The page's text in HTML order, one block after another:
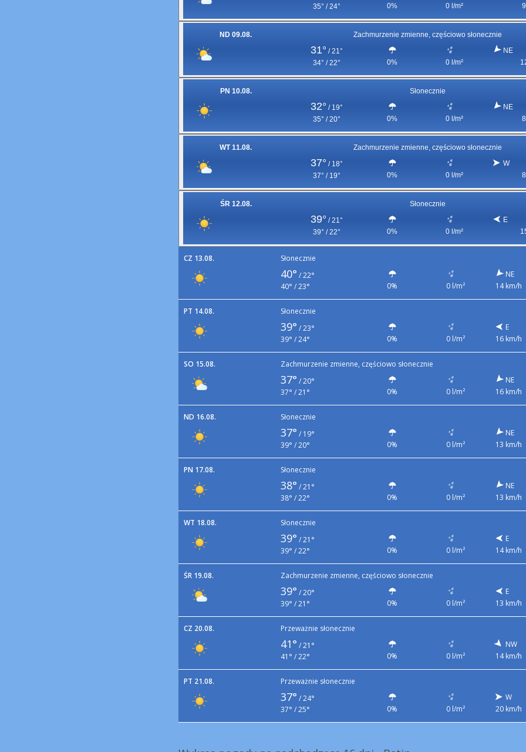
35° / 24°
0% 0 l/m²
ND 09.08. Zachmurzenie zmienne, częściowo słonecznie
31° / 21°
34° / 22°
0% 0 l/m²
NE
PN 10.08. Słonecznie
32° / 19°
35° / 20°
0% 0 l/m²
NE
WT 11.08. Zachmurzenie zmienne, częściowo słonecznie
37° / 18°
37° / 19°
0% 0 l/m²
W
ŚR 12.08. Słonecznie
39° / 21°
39° / 22°
0% 0 l/m²
E
CZ 13.08. Słonecznie
40° /22°
40° / 23°
0% 0 l/m²
NE
14 km/h
PT 14.08. Słonecznie
39° /23°
39° / 24°
0% 0 l/m²
E
16 km/h
SO 15.08. Zachmurzenie zmienne, częściowo słonecznie
37° /20°
37° / 21°
0% 0 l/m²
NE
16 km/h
ND 16.08. Słonecznie
37° / 19°
39° / 20°
0% 0 l/m²
NE
13 km/h
PN 17.08. Słonecznie
38° /21°
38° / 22°
0% 0 l/m²
NE
13 km/h
WT 18.08. Słonecznie
39° /21°
39° / 22°
0% 0 l/m²
E
14 km/h
ŚR 19.08. Zachmurzenie zmienne, częściowo słonecznie
39° /20°
39° / 21°
0% 0 l/m²
E
13 km/h
CZ 20.08. Przeważnie słonecznie
41° /21°
41° / 22°
0% 0 l/m²
NW
14 km/h
PT 21.08. Przeważnie słonecznie
37° /24°
37° / 25°
0% 0 l/m²
W
20 km/h